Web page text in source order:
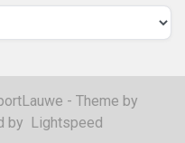
- Theme by
by Lightspeed